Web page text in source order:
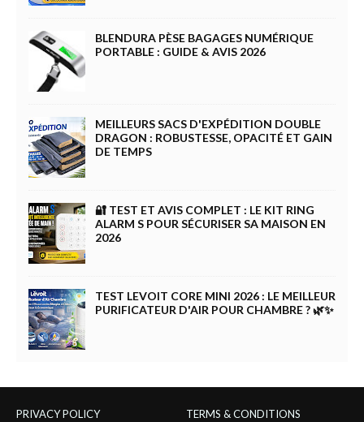
BLENDURA PÈSE BAGAGES NUMÉRIQUE
PORTABLE : GUIDE & AVIS 2026
MEILLEURS SACS D'EXPÉDITION DOUBLE
DRAGON : ROBUSTESSE, OPACITÉ ET GAIN
DE TEMPS
🔐 TEST ET AVIS COMPLET : LE KIT RING
ALARM S POUR SÉCURISER SA MAISON EN
2026
TEST LEVOIT CORE MINI 2026 : LE MEILLEUR
PURIFICATEUR D'AIR POUR CHAMBRE ? 🌿✨
PRIVACY POLICY TERMS & CONDITIONS